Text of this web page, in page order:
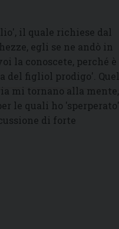
il quale richiese dal
egli se ne andò in
la conoscete, perché è
del figliol prodigo'. Quel
mi tornano alla mente,
le quali ho 'sperperato'.
di forte